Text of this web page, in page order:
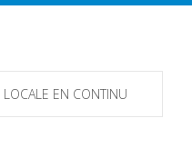
LOCALE EN CONTINU